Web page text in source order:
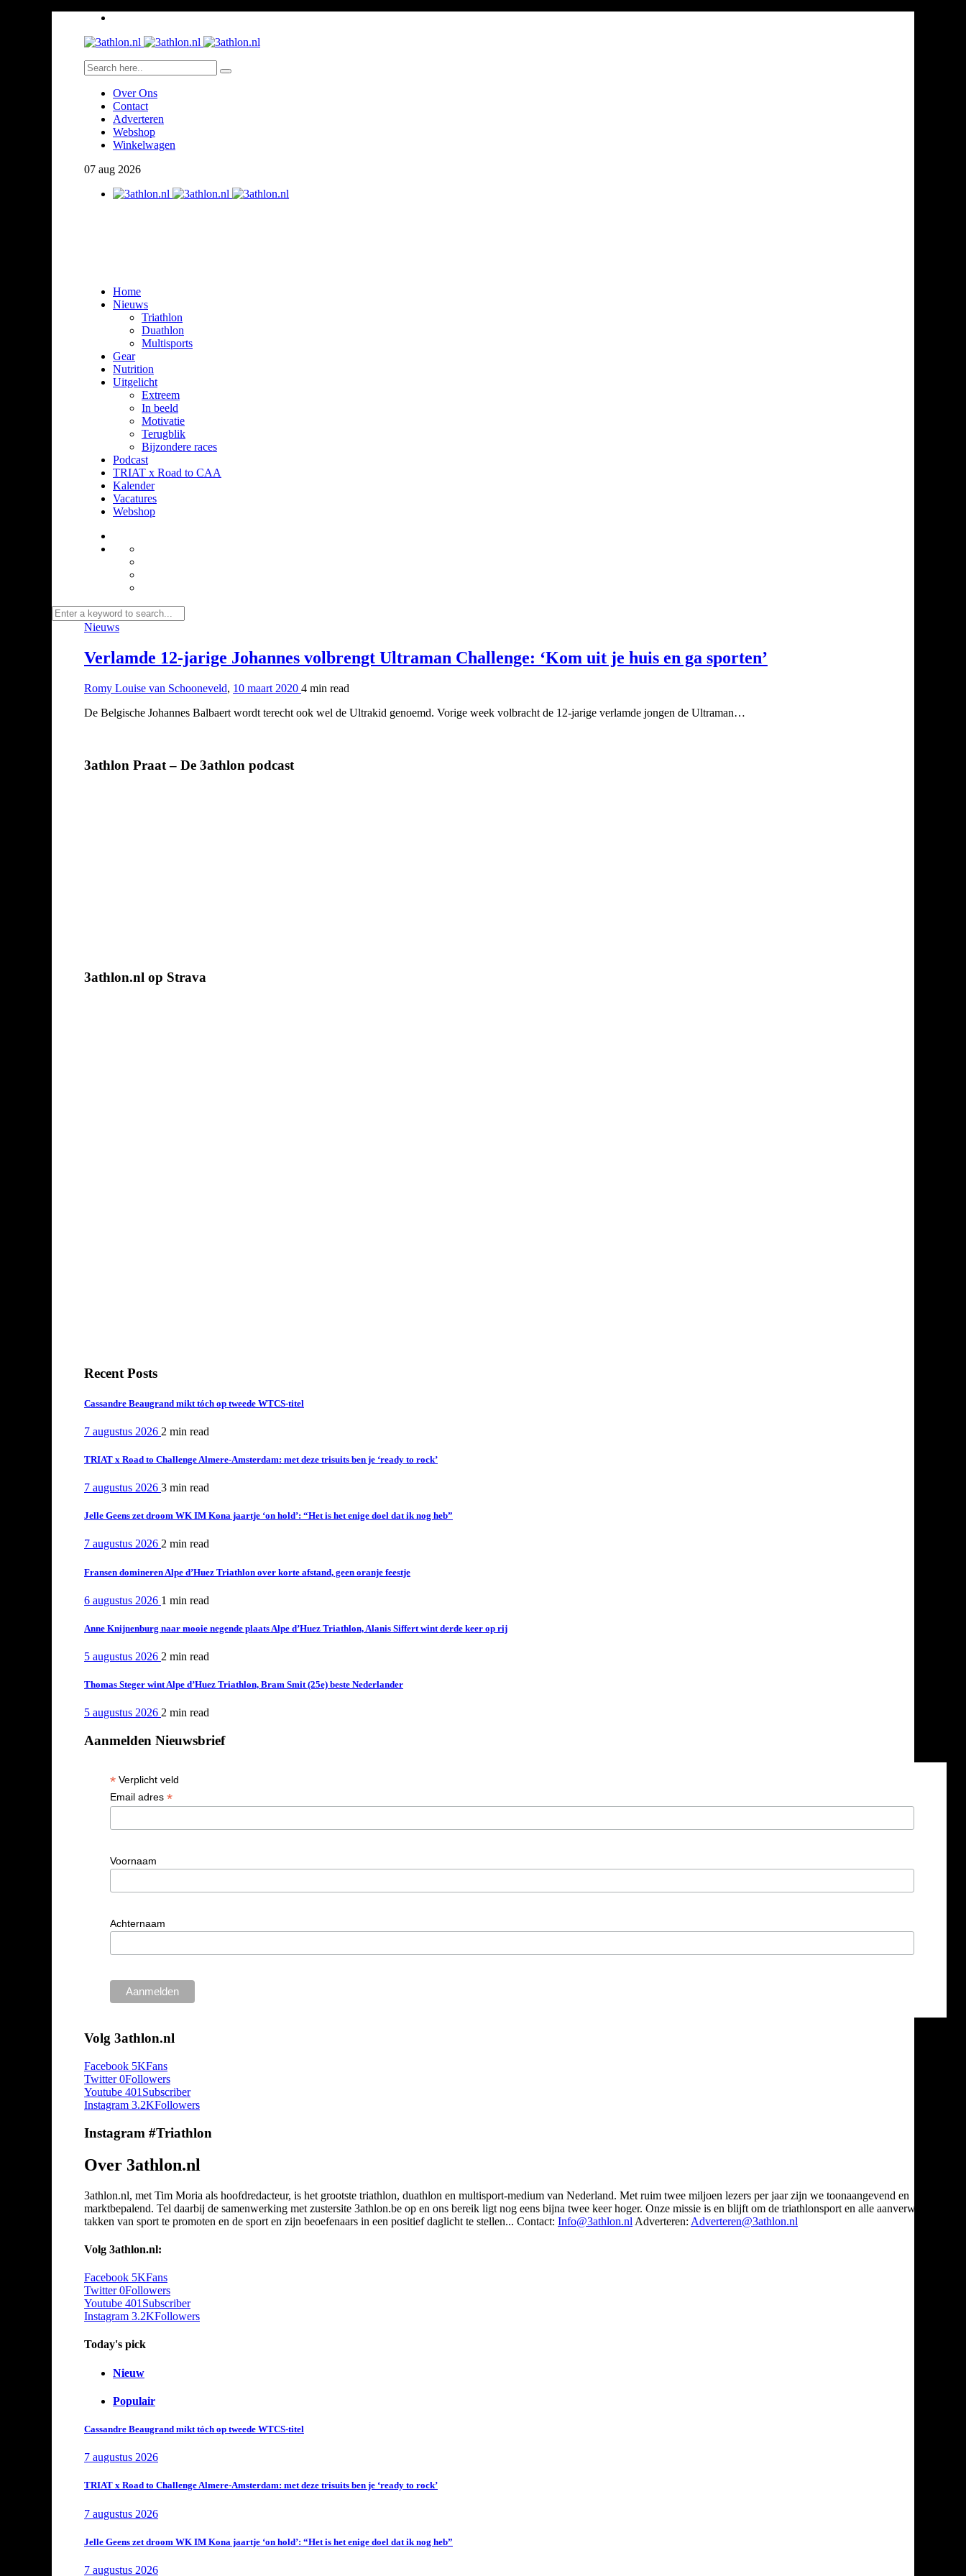
Over Ons
Contact
Adverteren
Webshop
Winkelwagen
07 aug 2026
Home
Nieuws
Triathlon
Duathlon
Multisports
Gear
Nutrition
Uitgelicht
Extreem
In beeld
Motivatie
Terugblik
Bijzondere races
Podcast
TRIAT x Road to CAA
Kalender
Vacatures
Webshop
Nieuws
Verlamde 12-jarige Johannes volbrengt Ultraman Challenge: ‘Kom uit je huis en ga sporten’
Romy Louise van Schooneveld, 10 maart 2020 4 min read
De Belgische Johannes Balbaert wordt terecht ook wel de Ultrakid genoemd. Vorige week volbracht de 12-jarige verlamde jongen de Ultraman…
3athlon Praat – De 3athlon podcast
3athlon.nl op Strava
Recent Posts
Cassandre Beaugrand mikt tóch op tweede WTCS-titel
7 augustus 2026 2 min read
TRIAT x Road to Challenge Almere-Amsterdam: met deze trisuits ben je ‘ready to rock’
7 augustus 2026 3 min read
Jelle Geens zet droom WK IM Kona jaartje ‘on hold’: “Het is het enige doel dat ik nog heb”
7 augustus 2026 2 min read
Fransen domineren Alpe d’Huez Triathlon over korte afstand, geen oranje feestje
6 augustus 2026 1 min read
Anne Knijnenburg naar mooie negende plaats Alpe d’Huez Triathlon, Alanis Siffert wint derde keer op rij
5 augustus 2026 2 min read
Thomas Steger wint Alpe d’Huez Triathlon, Bram Smit (25e) beste Nederlander
5 augustus 2026 2 min read
Aanmelden Nieuwsbrief
* Verplicht veld
Email adres *
Voornaam
Achternaam
Volg 3athlon.nl
Facebook 5KFans
Twitter 0Followers
Youtube 401 Subscriber
Instagram 3.2KFollowers
Instagram #Triathlon
Over 3athlon.nl
3athlon.nl, met Tim Moria als hoofdredacteur, is het grootste triathlon, duathlon en multisport-medium van Nederland. Met ruim twee miljoen lezers per jaar zijn we toonaangevend en
marktbepalend. Tel daarbij de samenwerking met zustersite 3athlon.be op en ons bereik ligt nog eens bijna twee keer hoger. Onze missie is en blijft om de triathlonsport en alle aanverwante
takken van sport te promoten en de sport en zijn beoefenaars in een positief daglicht te stellen... Contact: Info@3athlon.nl Adverteren: Adverteren@3athlon.nl
Volg 3athlon.nl:
Facebook 5KFans
Twitter 0Followers
Youtube 401 Subscriber
Instagram 3.2KFollowers
Today's pick
Nieuw
Populair
Cassandre Beaugrand mikt tóch op tweede WTCS-titel
7 augustus 2026
TRIAT x Road to Challenge Almere-Amsterdam: met deze trisuits ben je ‘ready to rock’
7 augustus 2026
Jelle Geens zet droom WK IM Kona jaartje ‘on hold’: “Het is het enige doel dat ik nog heb”
7 augustus 2026